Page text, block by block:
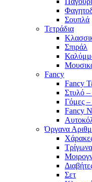
Σουπλά
Τετράδια
Σπιράλ
Fancy
Fancy
Στυλό
Γόμες –
Fancy
Όργανα
Τρίγωνα
Σετ